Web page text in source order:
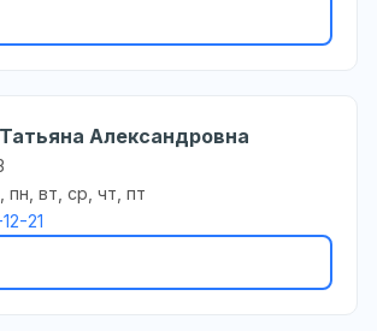
Александровна
пн, вт, ср, чт, пт
21